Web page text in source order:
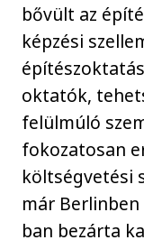
bővült az
képzési
oktatók,
felülmúló
fokozatosan
költségvetési
már
ban bezárta